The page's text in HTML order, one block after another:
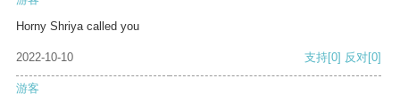
Horny Shriya called you
2022-10-10 支持[0] 反对[0]
游客